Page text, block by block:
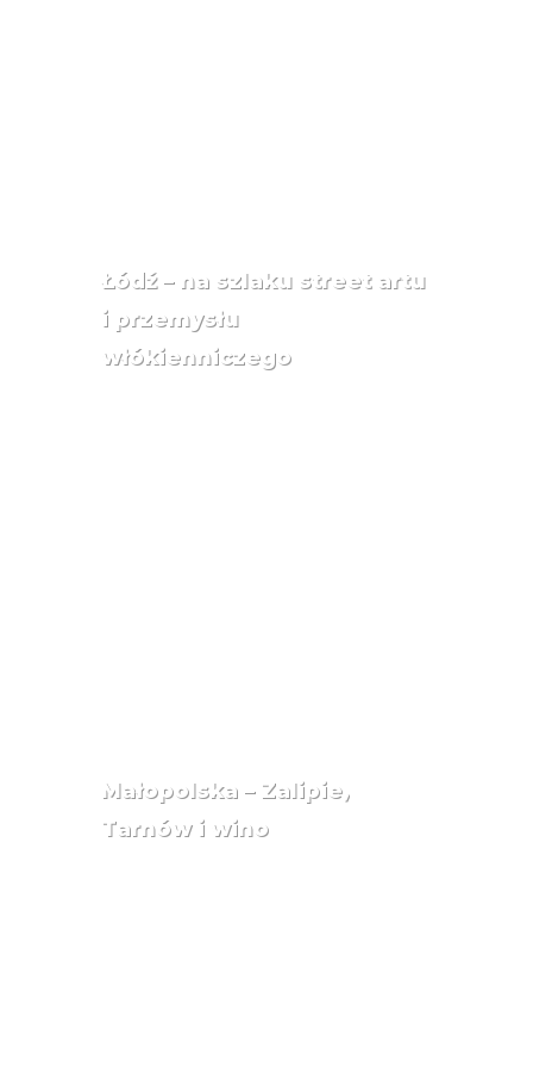
Łódź – na szlaku street artu
i przemysłu
włókienniczego
Małopolska – Zalipie,
Tarnów i wino